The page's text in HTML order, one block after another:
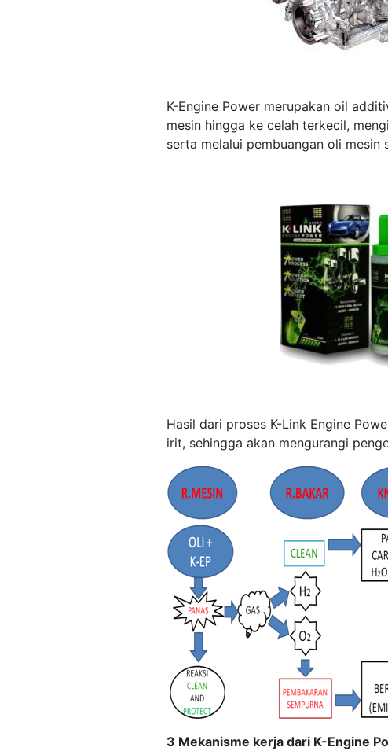
K-Engine Power merupakan oil
mesin hingga ke celah terkecil,
serta melalui pembuangan oli mesin
Hasil dari proses K-Link Engine
irit, sehingga akan mengurangi
3 Mekanisme kerja dari K-Engine